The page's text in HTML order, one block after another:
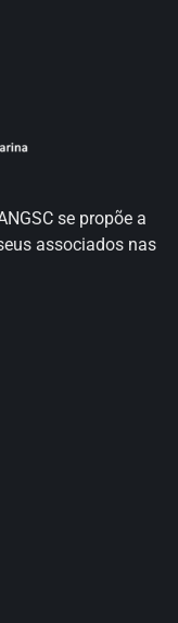
se propõe a
associados nas